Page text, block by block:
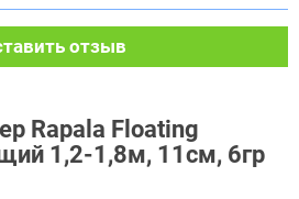
отзыв
Rapala Floating
1,2-1,8м, 11см, 6гр